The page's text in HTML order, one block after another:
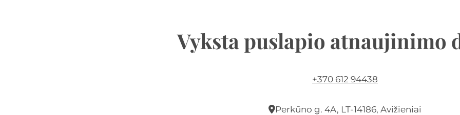
Vyksta puslapio atnaujinimo
+370 612 94438
Perkūno g. 4A, LT-14186, Avižieniai